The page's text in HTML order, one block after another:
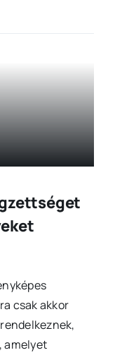
csak akkor
amelyet